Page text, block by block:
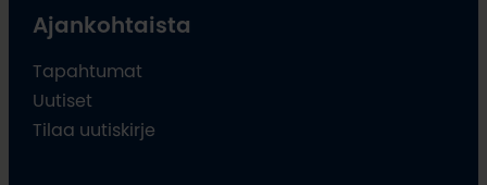
Ajankohtaista
Tapahtumat
Uutiset
Tilaa uutiskirje